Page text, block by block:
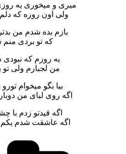
میری و میخوری یه
ولی اون روزه که
بازم بده شدم من
که تو بردی
یه روزم که
من لجبارم ولی تو
بیا بگو میخوام تورو
اگه روی لبای من
اگه قیدتو زدم با
اگه عاشقت شدم یکم